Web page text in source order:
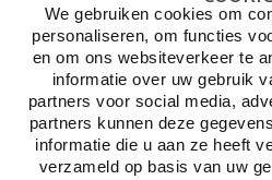
Aantal
We gebruiken cookies om
personaliseren, om functies
en om ons websiteverkeer te
informatie over uw gebruik
partners voor social media,
partners kunnen deze
informatie die u aan ze heeft
verzameld op basis van uw